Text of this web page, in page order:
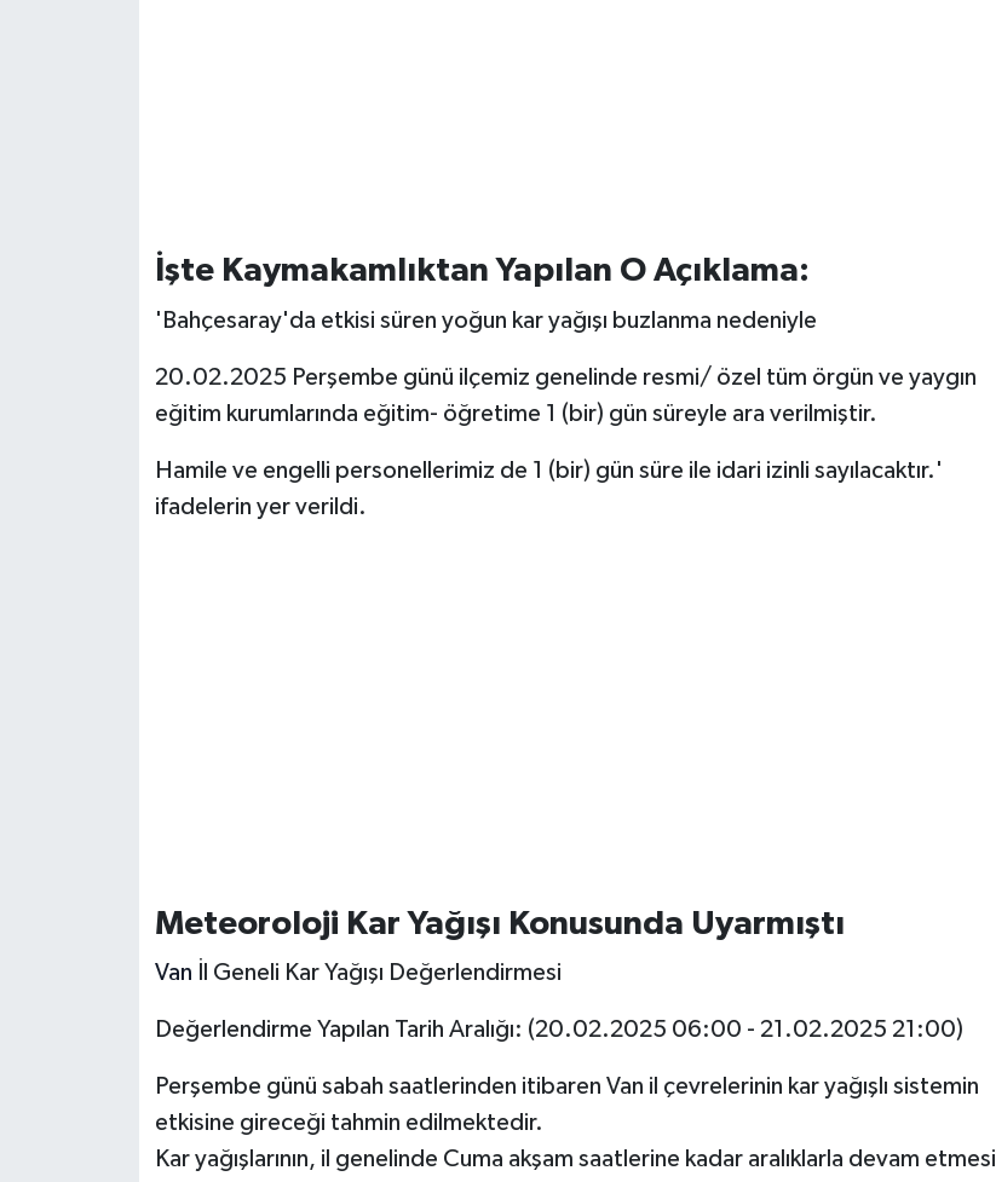
İşte Kaymakamlıktan Yapılan O Açıklama:
'Bahçesaray'da etkisi süren yoğun kar yağışı buzlanma nedeniyle
20.02.2025 Perşembe günü ilçemiz genelinde resmi/ özel tüm örgün ve yaygın
eğitim kurumlarında eğitim- öğretime 1 (bir) gün süreyle ara verilmiştir.
Hamile ve engelli personellerimiz de 1 (bir) gün süre ile idari izinli sayılacaktır.'
ifadelerin yer verildi.
Meteoroloji Kar Yağışı Konusunda Uyarmıştı
Van İl Geneli Kar Yağışı Değerlendirmesi
Değerlendirme Yapılan Tarih Aralığı: (20.02.2025 06:00 - 21.02.2025 21:00)
Perşembe günü sabah saatlerinden itibaren Van il çevrelerinin kar yağışlı sistemin
etkisine gireceği tahmin edilmektedir.
Kar yağışlarının, il genelinde Cuma akşam saatlerine kadar aralıklarla devam etmesi